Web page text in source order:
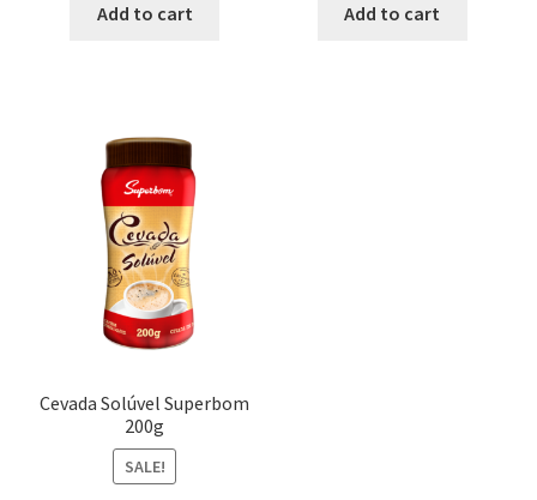
was:
Add to cart
was:
Add to cart
Cevada Solúvel Superbom
200g
SALE!